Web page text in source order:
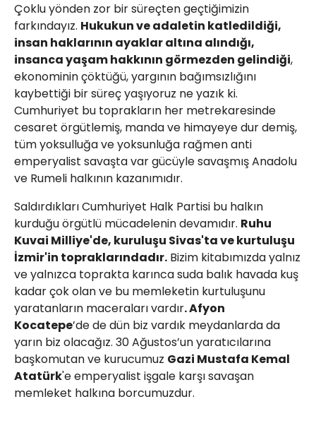
Çoklu yönden zor bir süreçten geçtiğimizin
farkındayız. Hukukun ve adaletin katledildiği,
insan haklarının ayaklar altına alındığı,
insanca yaşam hakkının görmezden gelindiği,
ekonominin çöktüğü, yargının bağımsızlığını
kaybettiği bir süreç yaşıyoruz ne yazık ki.
Cumhuriyet bu toprakların her metrekaresinde
cesaret örgütlemiş, manda ve himayeye dur demiş,
tüm yoksulluğa ve yoksunluğa rağmen anti
emperyalist savaşta var gücüyle savaşmış Anadolu
ve Rumeli halkının kazanımıdır.
Saldırdıkları Cumhuriyet Halk Partisi bu halkın
kurduğu örgütlü mücadelenin devamıdır. Ruhu
Kuvai Milliye'de, kuruluşu Sivas'ta ve kurtuluşu
İzmir'in topraklarındadır. Bizim kitabımızda yalnız
ve yalnızca toprakta karınca suda balık havada kuş
kadar çok olan ve bu memleketin kurtuluşunu
yaratanların maceraları vardır. Afyon
Kocatepe’de de dün biz vardık meydanlarda da
yarın biz olacağız. 30 Ağustos’un yaratıcılarına
başkomutan ve kurucumuz Gazi Mustafa Kemal
Atatürk'e emperyalist işgale karşı savaşan
memleket halkına borcumuzdur.